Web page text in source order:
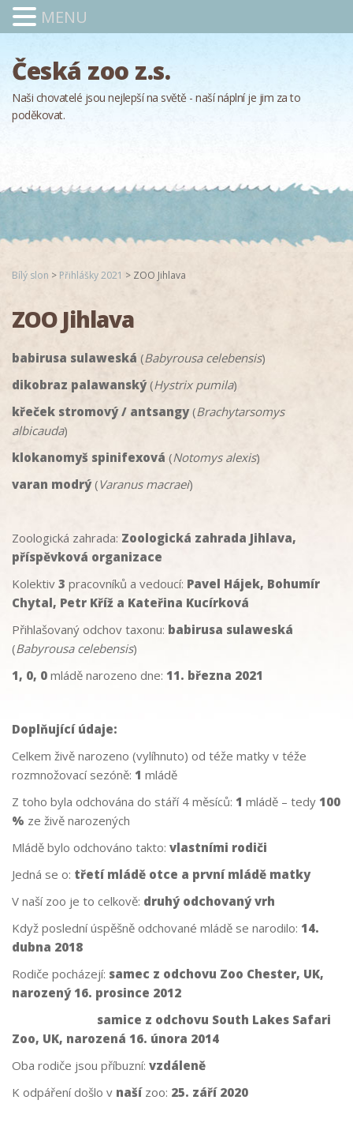
Česká zoo z.s.
Naši chovatelé jsou nejlepší na světě - naší náplní je jim za to
poděkovat.
Bílý slon > Přihlášky 2021 > ZOO Jihlava
ZOO Jihlava
babirusa sulaweská (Babyrousa celebensis)
dikobraz palawanský(Hystrix pumila)
křeček stromový / antsangy(Brachytarsomys
albicauda)
klokanomyš spinifexová (Notomys alexis)
varan modrý(Varanus macraei)
Zoologická zahrada: Zoologická zahrada Jihlava,
příspěvková organizace
Kolektiv 3 pracovníků a vedoucí: Pavel Hájek, Bohumír
Chytal, Petr Kříž a Kateřina Kucírková
Přihlašovaný odchov taxonu: babirusa sulaweská
(Babyrousa celebensis)
1, 0, 0 mládě narozeno dne: 11. března 2021
Doplňující údaje:
Celkem živě narozeno (vylíhnuto) od téže matky v téže
rozmnožovací sezóně: 1 mládě
Z toho byla odchována do stáří 4 měsíců: 1 mládě – tedy 100
% ze živě narozených
Mládě bylo odchováno takto: vlastními rodiči
Jedná se o: třetí mládě otce a první mládě matky
V naší zoo je to celkově: druhý odchovaný vrh
Když poslední úspěšně odchované mládě se narodilo: 14.
dubna 2018
Rodiče pocházejí: samec z odchovu Zoo Chester, UK,
narozený 16. prosince 2012
samice z odchovu South Lakes Safari
Zoo, UK, narozená 16. února 2014
Oba rodiče jsou příbuzní: vzdáleně
K odpáření došlo v našízoo: 25. září 2020
MENU